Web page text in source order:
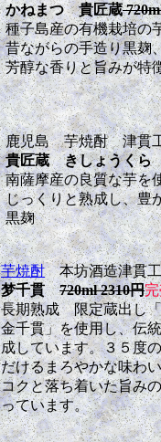
かねまつ 貴匠蔵
種子島産の有機栽培の
昔ながらの手造り黒麹
芳醇な香りと旨みが特
鹿児島 芋焼酎 津貫
貴匠蔵 きしょうく
南薩摩産の良質な芋を
じっくりと熟成し、豊
黒麹
芋焼酎本坊酒造津貫
梦千貫720ml 2310円
長期熟成 限定蔵出し「
金千貫」を使用し、伝
成しています。３５度
だけるまろやかな味わ
コクと落ち着いた旨み
っています。